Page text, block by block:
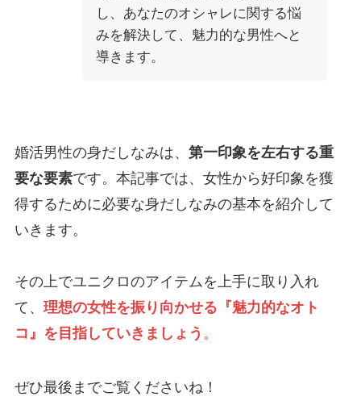
し、あなたのオシャレに関する悩
みを解決して、魅力的な男性へと
導きます。
婚活男性の身だしなみは、 第一印象を左右する重
要な要素です。本記事では、女性から好印象を獲
得するために必要な身だしなみの基本を紹介して
いきます。
その上でユニクロのアイテムを上手に取り入れ
て、 理想の女性を振り向かせる『魅力的なオト
コ』を目指していきましょう 。
ぜひ最後までご覧くださいね！